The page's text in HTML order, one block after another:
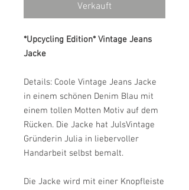
Verkauft
*Upcycling Edition* Vintage Jeans
Jacke
Details: Coole Vintage Jeans Jacke
in einem schönen Denim Blau mit
einem tollen Motten Motiv auf dem
Rücken. Die Jacke hat JulsVintage
Gründerin Julia in liebervoller
Handarbeit selbst bemalt.
Die Jacke wird mit einer Knopfleiste